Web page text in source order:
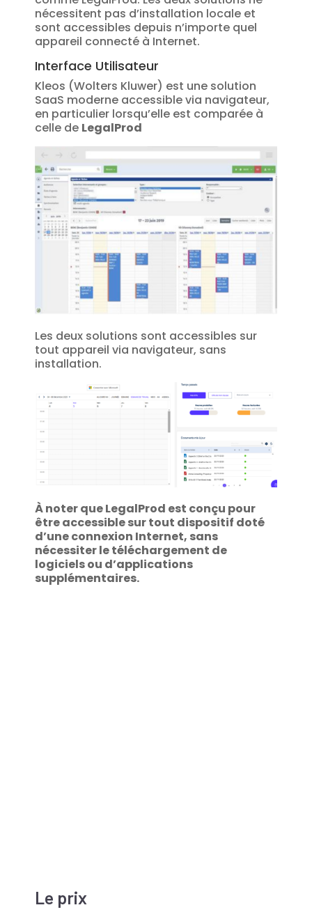
nécessitent pas d’installation locale et
sont accessibles depuis n’importe quel
appareil connecté à Internet.
Interface Utilisateur
Kleos (Wolters Kluwer) est une solution
SaaS moderne accessible via navigateur,
en particulier lorsqu’elle est comparée à
celle de LegalProd
Les deux solutions sont accessibles sur
tout appareil via navigateur, sans
installation.
À noter que LegalProd est conçu pour
être accessible sur tout dispositif doté
d’une connexion Internet, sans
nécessiter le téléchargement de
logiciels ou d’applications
supplémentaires.
Le prix